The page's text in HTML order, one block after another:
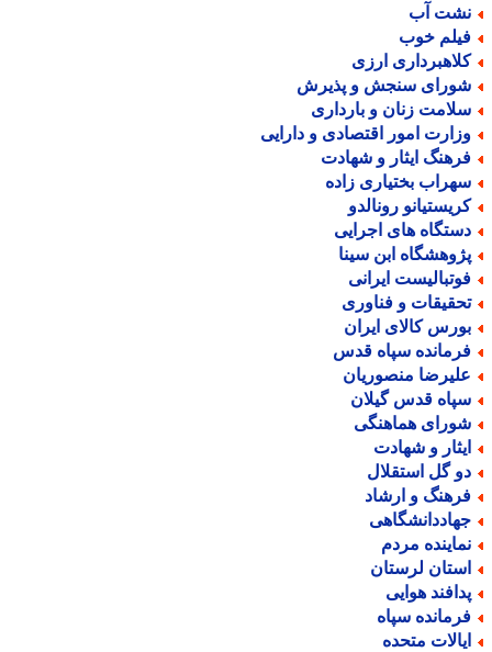
آب
خوب
ارزی
سنجش و پذیرش
زنان و بارداری
امور اقتصادی و دارایی
ایثار و شهادت
بختیاری زاده
رونالدو
های اجرایی
ابن سینا
ایرانی
و فناوری
کالای ایران
سپاه قدس
منصوریان
قدس گیلان
هماهنگی
و شهادت
گل استقلال
و ارشاد
مردم
لرستان
هوایی
سپاه
متحده